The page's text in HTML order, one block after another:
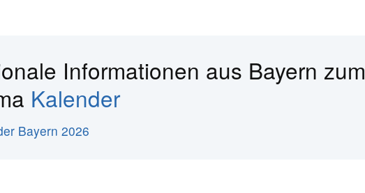
Informationen aus Bayern zum
Kalender
Bayern 2026